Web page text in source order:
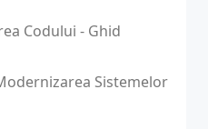
Codului - Ghid
Sistemelor